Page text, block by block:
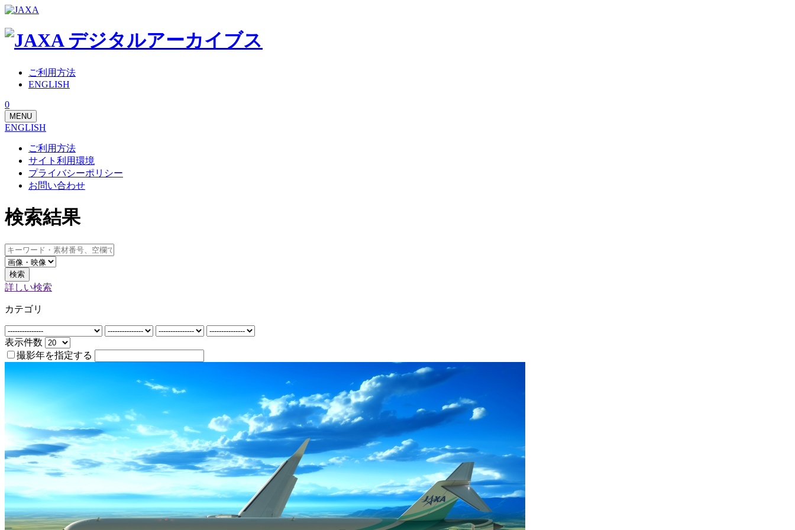
ご利用方法
ENGLISH
0
MENU
ENGLISH
ご利用方法
サイト利用環境
プライバシーポリシー
お問い合わせ
検索結果
検索
詳しい検索
カテゴリ
表示件数
撮影年を指定する